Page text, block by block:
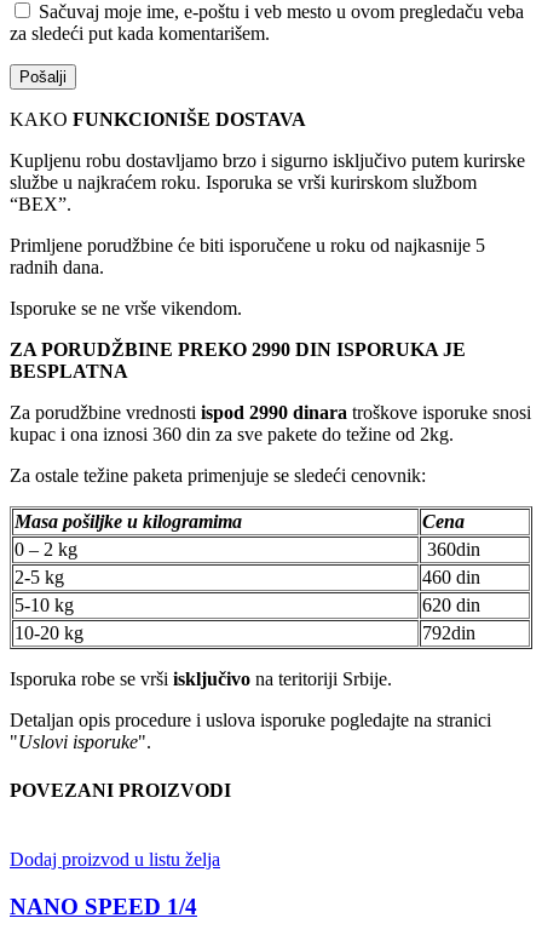
Sačuvaj moje ime, e-poštu i veb mesto u ovom pregledaču veba
za sledeći put kada komentarišem.
KAKO FUNKCIONIŠE DOSTAVA
Kupljenu robu dostavljamo brzo i sigurno isključivo putem kurirske
službe u najkraćem roku. Isporuka se vrši kurirskom službom
“BEX”.
Primljene porudžbine će biti isporučene u roku od najkasnije 5
radnih dana.
Isporuke se ne vrše vikendom.
ZA PORUDŽBINE PREKO 2990 DIN ISPORUKA JE
BESPLATNA
Za porudžbine vrednosti ispod 2990 dinara troškove isporuke snosi
kupac i ona iznosi 360 din za sve pakete do težine od 2kg.
Za ostale težine paketa primenjuje se sledeći cenovnik:
Masa pošiljke u kilogramima
Cena
0 – 2 kg
360din
2-5 kg
460 din
5-10 kg
620 din
10-20 kg
792din
Isporuka robe se vrši isključivo na teritoriji Srbije.
Detaljan opis procedure i uslova isporuke pogledajte na stranici
"Uslovi isporuke".
POVEZANI PROIZVODI
Dodaj proizvod u listu želja
NANO SPEED 1/4